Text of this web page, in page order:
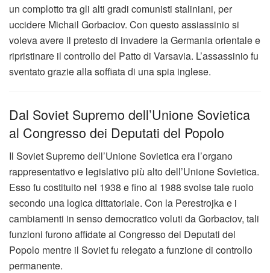
un complotto tra gli alti gradi comunisti staliniani, per
uccidere Michail Gorbaciov. Con questo assiassinio si
voleva avere il pretesto di invadere la Germania orientale e
ripristinare il controllo del Patto di Varsavia. L’assassinio fu
sventato grazie alla soffiata di una spia inglese.
Dal Soviet Supremo dell’Unione Sovietica
al Congresso dei Deputati del Popolo
Il Soviet Supremo dell’Unione Sovietica era l’organo
rappresentativo e legislativo più alto dell’Unione Sovietica.
Esso fu costituito nel 1938 e fino al 1988 svolse tale ruolo
secondo una logica dittatoriale. Con la Perestrojka e i
cambiamenti in senso democratico voluti da Gorbaciov, tali
funzioni furono affidate al Congresso dei Deputati del
Popolo mentre il Soviet fu relegato a funzione di controllo
permanente.